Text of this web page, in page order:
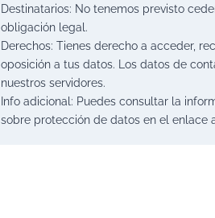
Destinatarios: No tenemos previsto
obligación legal.
Derechos: Tienes derecho a acceder,
oposición a tus datos. Los datos de
nuestros servidores.
Info adicional: Puedes consultar la
sobre protección de datos en el enlace